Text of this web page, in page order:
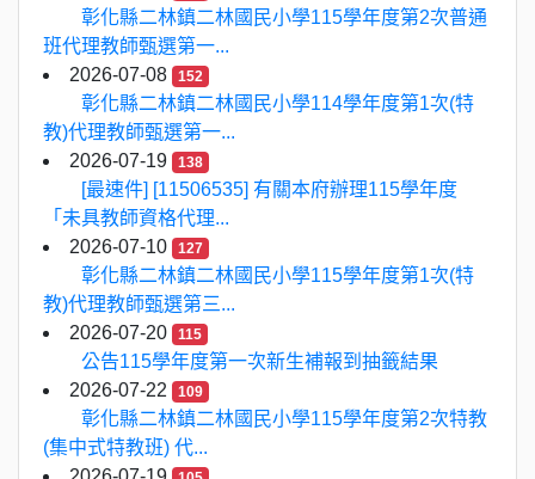
彰化縣二林鎮二林國民小學115學年度第2次普通
班代理教師甄選第一...
2026-07-08
152
彰化縣二林鎮二林國民小學114學年度第1次(特
教)代理教師甄選第一...
2026-07-19
138
[最速件] [11506535] 有關本府辦理115學年度
「未具教師資格代理...
2026-07-10
127
彰化縣二林鎮二林國民小學115學年度第1次(特
教)代理教師甄選第三...
2026-07-20
115
公告115學年度第一次新生補報到抽籤結果
2026-07-22
109
彰化縣二林鎮二林國民小學115學年度第2次特教
(集中式特教班) 代...